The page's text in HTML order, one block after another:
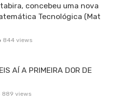
concebeu uma nova
Tecnológica (Mat
844 views
AÍ A PRIMEIRA DOR DE
889 views